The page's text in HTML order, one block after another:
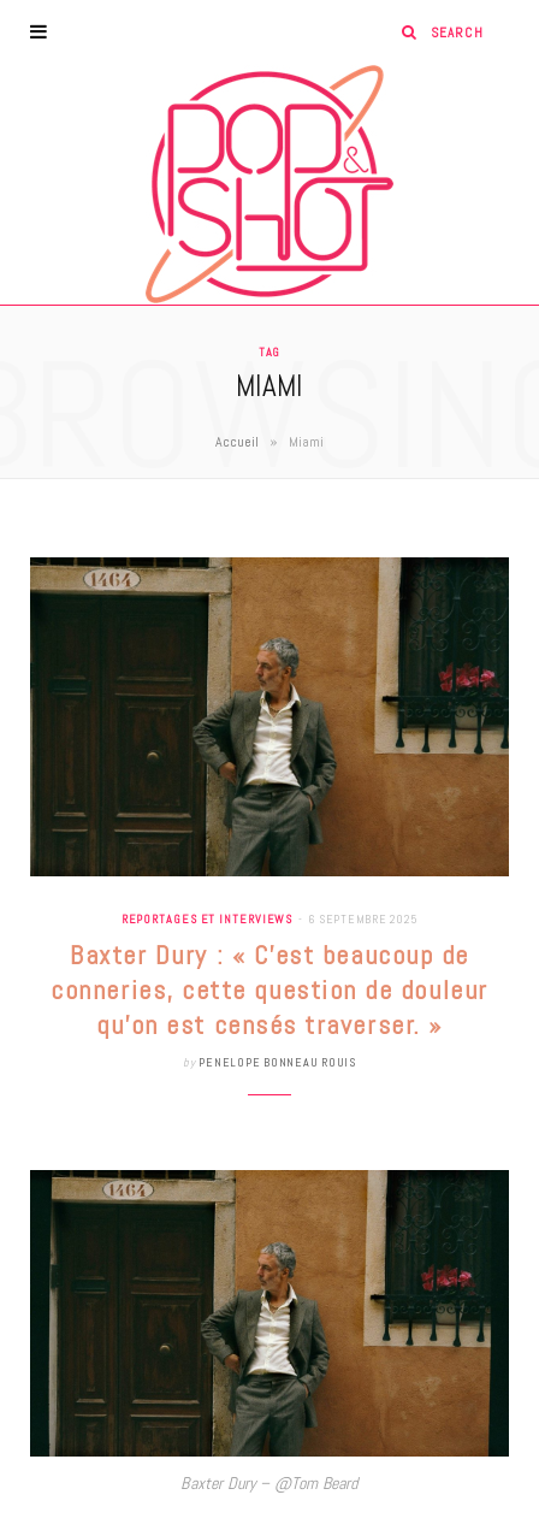
TAG
MIAMI
Accueil » Miami
REPORTAGES ET INTERVIEWS 6 SEPTEMBRE 2025
Baxter Dury : « C’est beaucoup de
conneries, cette question de douleur
qu’on est censés traverser. »
by PENELOPE BONNEAU ROUIS
Baxter Dury – @Tom Beard